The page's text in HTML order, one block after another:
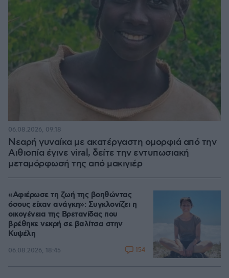
Νεαρή γυναίκα με ακατέργαστη ομορφιά από την
Αιθιοπία έγινε viral, δείτε την εντυπωσιακή
μεταμόρφωσή της από μακιγιέρ
06.08.2026, 09:18
«Αφιέρωσε τη ζωή της βοηθώντας
όσους είχαν ανάγκη»: Συγκλονίζει η
οικογένεια της Βρετανίδας που
βρέθηκε νεκρή σε βαλίτσα στην
Κυψέλη
06.08.2026, 18:45 154